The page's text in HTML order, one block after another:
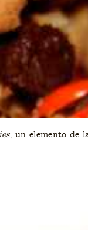
, un elemento de